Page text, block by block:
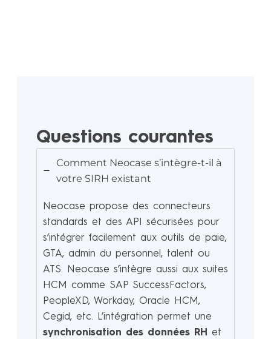
Questions courantes
Comment Neocase s’intègre-t-il à
votre SIRH existant
Neocase propose des connecteurs
standards et des API sécurisées pour
s’intégrer facilement aux outils de paie,
GTA, admin du personnel, talent ou
ATS. Neocase s’intègre aussi aux suites
HCM comme SAP SuccessFactors,
PeopleXD, Workday, Oracle HCM,
Cegid, etc. L’intégration permet une
synchronisation des données RH et